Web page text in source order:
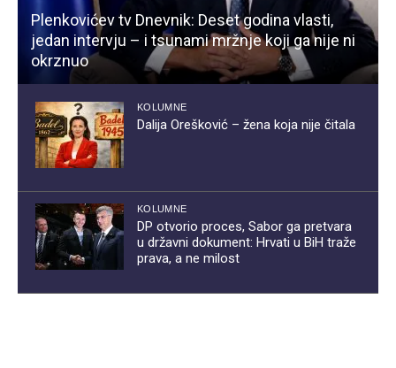
Plenkovićev tv Dnevnik: Deset godina vlasti,
jedan intervju – i tsunami mržnje koji ga nije ni
okrznuo
KOLUMNE
Dalija Orešković – žena koja nije čitala
KOLUMNE
DP otvorio proces, Sabor ga pretvara
u državni dokument: Hrvati u BiH traže
prava, a ne milost